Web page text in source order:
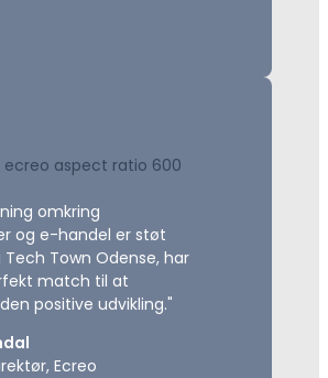
omkring
og e-handel er støt
Town Odense, har
match til at
positive udvikling."
Ecreo